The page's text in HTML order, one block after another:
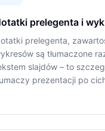
prelegenta i
prelegenta,
są tłumaczone
slajdów – to
prezentacji po